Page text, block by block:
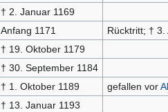
† 2. Januar 1169
Anfang 1171
Rücktritt; † 3.
† 19. Oktober 1179
† 30. September 1184
† 1. Oktober 1189 gefallen vor
† 13. Januar 1193